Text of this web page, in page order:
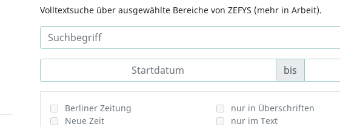
Volltextsuche über ausgewählte Bereiche von ZEFYS (mehr in Arbeit).
bis
Berliner Zeitung
Neue Zeit
nur in Überschriften
nur im Text